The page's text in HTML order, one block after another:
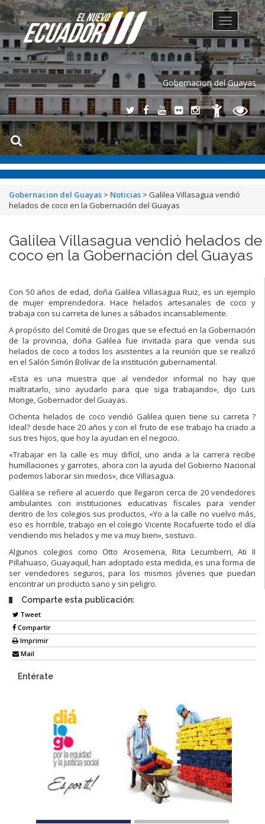
Gobernacion del Guayas
Toggle
navigation
Gobernacion del Guayas > Noticias > Galilea Villasagua vendió
helados de coco en la Gobernación del Guayas
Galilea Villasagua vendió helados de
coco en la Gobernación del Guayas
Con 50 años de edad, doña Galilea Villasagua Ruiz, es un ejemplo
de mujer emprendedora. Hace helados artesanales de coco y
trabaja con su carreta de lunes a sábados incansablemente.
A propósito del Comité de Drogas que se efectuó en la Gobernación
de la provincia, doña Galilea fue invitada para que venda sus
helados de coco a todos los asistentes a la reunión que se realizó
en el Salón Simón Bolívar de la institución gubernamental.
«Esta es una muestra que al vendedor informal no hay que
maltratarlo, sino ayudarlo para que siga trabajando», dijo Luis
Monge, Gobernador del Guayas.
Ochenta helados de coco vendió Galilea quien tiene su carreta ?
Ideal? desde hace 20 años y con el fruto de ese trabajo ha criado a
sus tres hijos, que hoy la ayudan en el negocio.
«Trabajar en la calle es muy difícil, uno anda a la carrera recibe
humillaciones y garrotes, ahora con la ayuda del Gobierno Nacional
podemos laborar sin miedos», dice Villasagua.
Galilea se refiere al acuerdo que llegaron cerca de 20 vendedores
ambulantes con instituciones educativas fiscales para vender
dentro de los colegios sus productos, «Yo a la calle no vuelvo más,
eso es horrible, trabajo en el colegio Vicente Rocafuerte todo el día
vendiendo mis helados y me va muy bien», sostuvo.
Algunos colegios como Otto Arosemena, Rita Lecumberri, Ati II
Pillahuaso, Guayaquil, han adoptado esta medida, es una forma de
ser vendedores seguros, para los mismos jóvenes que puedan
encontrar un producto sano y sin peligro.
Comparte esta publicación:
Tweet
Compartir
Imprimir
Mail
Entérate